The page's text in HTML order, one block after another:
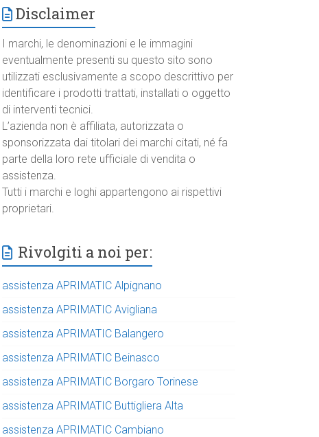
Disclaimer
I marchi, le denominazioni e le immagini
eventualmente presenti su questo sito sono
utilizzati esclusivamente a scopo descrittivo per
identificare i prodotti trattati, installati o oggetto
di interventi tecnici.
L’azienda non è affiliata, autorizzata o
sponsorizzata dai titolari dei marchi citati, né fa
parte della loro rete ufficiale di vendita o
assistenza.
Tutti i marchi e loghi appartengono ai rispettivi
proprietari.
Rivolgiti a noi per:
assistenza APRIMATIC Alpignano
assistenza APRIMATIC Avigliana
assistenza APRIMATIC Balangero
assistenza APRIMATIC Beinasco
assistenza APRIMATIC Borgaro Torinese
assistenza APRIMATIC Buttigliera Alta
assistenza APRIMATIC Cambiano